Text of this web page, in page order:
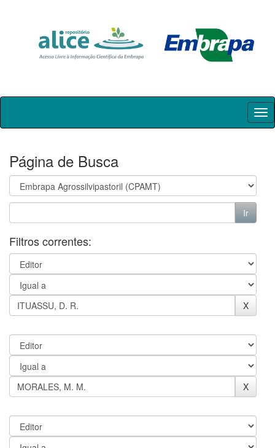
Skip
Página de Busca
Filtros correntes: